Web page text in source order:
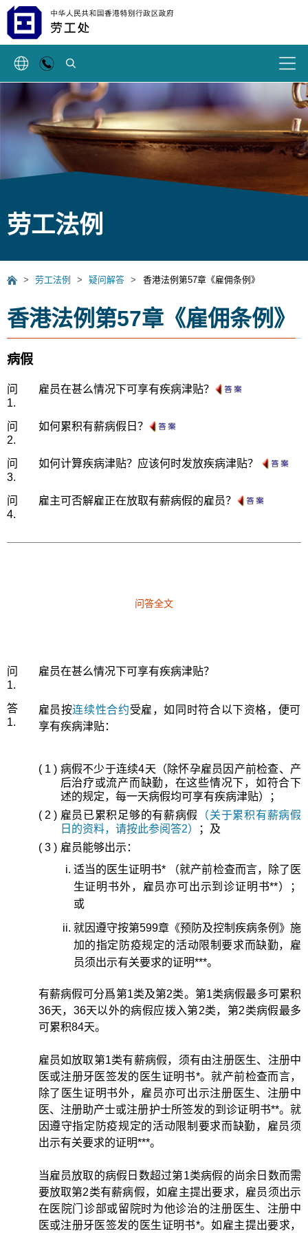
搜索
劳工法例
> 劳工法例 > 疑问解答 > 香港法例第57章《雇佣条例》
香港法例第57章《雇佣条例》
病假
问
1.
雇员在甚么情况下可享有疾病津贴？
问
2.
如何累积有薪病假日？
问
3.
如何计算疾病津贴？应该何时发放疾病津贴？
问
4.
雇主可否解雇正在放取有薪病假的雇员？
问答全文
问
1.
雇员在甚么情况下可享有疾病津贴？
答
1.
雇员按连续性合约受雇，如同时符合以下资格，便可
享有疾病津贴：
( 1 ) 病假不少于连续4天（除怀孕雇员因产前检查、产
后治疗或流产而缺勤，在这些情况下，如符合下
述的规定，每一天病假均可享有疾病津贴）；
( 2 ) 雇员已累积足够的有薪病假
（关于累积有薪病假
日的资料，请按此参阅答2）
；及
( 3 ) 雇员能够出示：
适当的医生证明书* （就产前检查而言，除了医
生证明书外，雇员亦可出示到诊证明书**）；
或
就因遵守按第599章《预防及控制疾病条例》施
加的指定防疫规定的活动限制要求而缺勤，雇
员须出示有关要求的证明***。
有薪病假可分爲第1类及第2类。第1类病假最多可累积
36天，36天以外的病假应拨入第2类，第2类病假最多
可累积84天。
雇员如放取第1类有薪病假，须有由注册医生、注册中
医或注册牙医签发的医生证明书*。就产前检查而言，
除了医生证明书外，雇员亦可出示注册医生、注册中
医、注册助产士或注册护士所签发的到诊证明书**。就
因遵守指定防疫规定的活动限制要求而缺勤，雇员须
出示有关要求的证明***。
当雇员放取的病假日数超过第1类病假的尚余日数而需
要放取第2类有薪病假，如雇主提出要求，雇员须出示
在医院门诊部或留院时为他诊治的注册医生、注册中
医或注册牙医签发的医生证明书*。如雇主提出要求，